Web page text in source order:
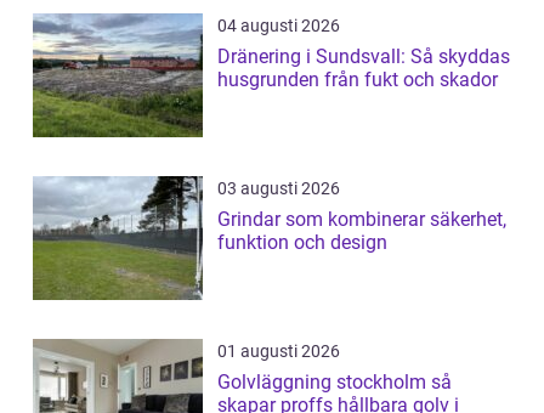
04 augusti 2026
Dränering i Sundsvall: Så skyddas
husgrunden från fukt och skador
03 augusti 2026
Grindar som kombinerar säkerhet,
funktion och design
01 augusti 2026
Golvläggning stockholm så
skapar proffs hållbara golv i